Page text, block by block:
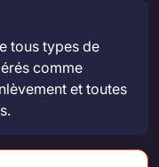
tous types de
comme
et toutes